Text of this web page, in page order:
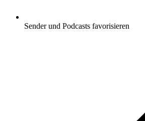
Sender und Podcasts favorisieren